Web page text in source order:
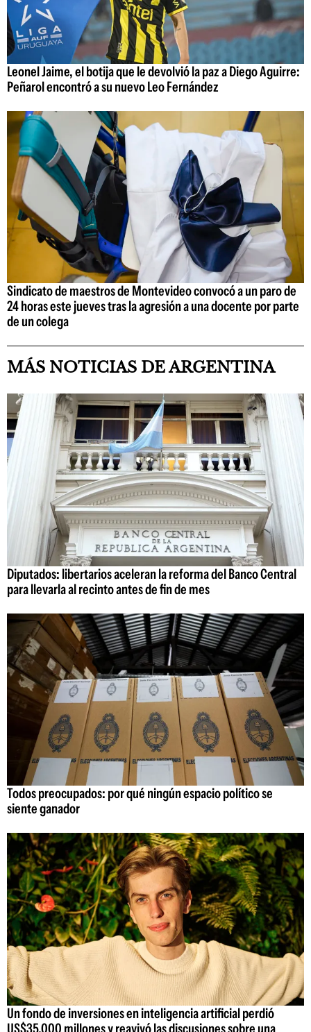
Leonel Jaime, el botija que le devolvió la paz a Diego Aguirre:
Peñarol encontró a su nuevo Leo Fernández
Sindicato de maestros de Montevideo convocó a un paro de
24 horas este jueves tras la agresión a una docente por parte
de un colega
MÁS NOTICIAS DE ARGENTINA
Diputados: libertarios aceleran la reforma del Banco Central
para llevarla al recinto antes de fin de mes
Todos preocupados: por qué ningún espacio político se
siente ganador
Un fondo de inversiones en inteligencia artificial perdió
US$35.000 millones y reavivó las discusiones sobre una